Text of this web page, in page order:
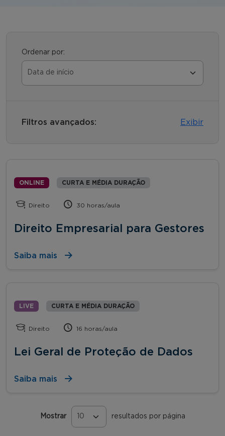
Ordenar por:
Filtros avançados: Exibir
ONLINE CURTA E MÉDIA DURAÇÃO
Direito 30 horas/aula
Direito Empresarial para Gestores
Saiba mais
LIVE CURTA E MÉDIA DURAÇÃO
Direito 16 horas/aula
Lei Geral de Proteção de Dados
Saiba mais
Mostrar resultados por página